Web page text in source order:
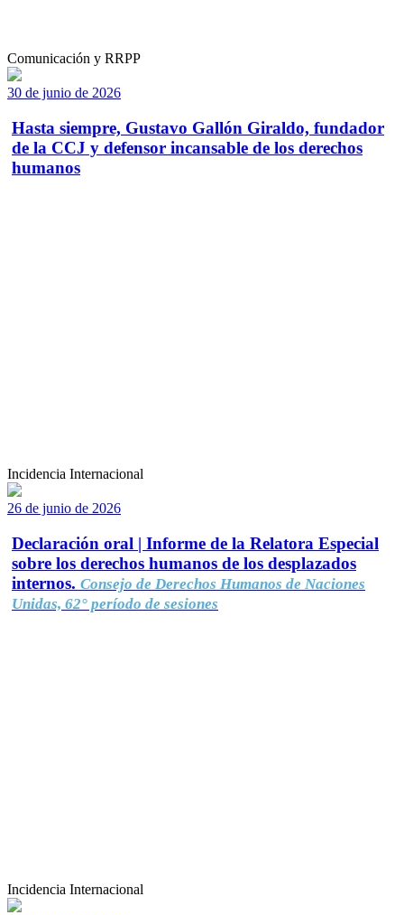
Comunicación y RRPP
30 de junio de 2026
Hasta siempre, Gustavo Gallón Giraldo, fundador
de la CCJ y defensor incansable de los derechos
humanos
Incidencia Internacional
26 de junio de 2026
Declaración oral | Informe de la Relatora Especial
sobre los derechos humanos de los desplazados
internos. Consejo de Derechos Humanos de Naciones
Unidas, 62° período de sesiones
Incidencia Internacional